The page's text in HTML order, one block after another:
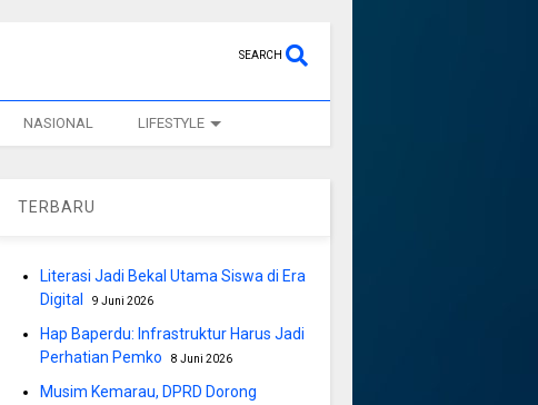
SEARCH
NASIONAL LIFESTYLE
TERBARU
Literasi Jadi Bekal Utama Siswa di Era
Digital
9 Juni 2026
Hap Baperdu: Infrastruktur Harus Jadi
Perhatian Pemko
8 Juni 2026
Musim Kemarau, DPRD Dorong